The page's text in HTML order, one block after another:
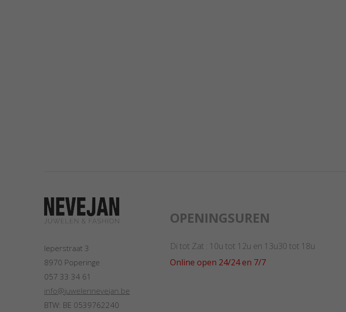
Ieperstraat 3
8970 Poperinge
057 33 34 61
info@juwelennevejan.be
BTW: BE 0539762240
OPENINGSUREN
Di tot Zat : 10u tot 12u en 13u30 tot 18u
Online open 24/24 en 7/7